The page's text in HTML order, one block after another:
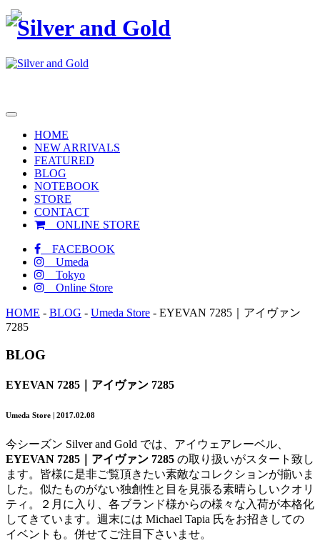
toggle
navigation
HOME
NEW ARRIVALS
FEATURED
BLOG
NOTEBOOK
STORE
CONTACT
ONLINE STORE
FACEBOOK
Umeda
Tokyo
Online Store
HOME - BLOG - Umeda Store - EYEVAN 7285｜アイヴァン
7285
BLOG
EYEVAN 7285｜アイヴァン 7285
Umeda Store | 2017.02.08
今シーズン Silver and Gold では、アイウェアレーベル、
EYEVAN 7285｜アイヴァン 7285 の取り扱いがスタート致し
ます。皆様に是非ご覧頂きたい素敵なコレクションが揃いま
した。似たものがない独創性と目を見張る素晴らしいクオリ
ティ。２月に入り、各ブランド様からの様々な入荷が本格化
してきています。週末には Michael Tapia 氏をお招きしての
イベントも。併せてご注目下さいませ。